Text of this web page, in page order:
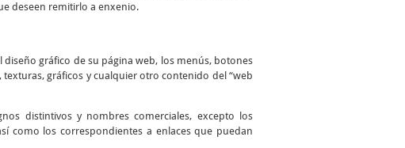
deseen remitirlo a enxenio.
gráfico de su página web, los menús, botones
texturas, gráficos y cualquier otro contenido del “web
distintivos y nombres comerciales, excepto los
como los correspondientes a enlaces que puedan